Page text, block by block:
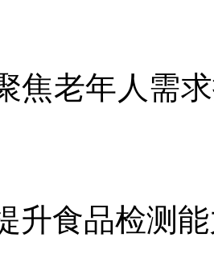
焦老年人需
升食品检测